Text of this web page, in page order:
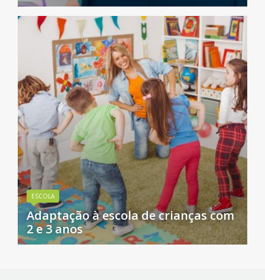
ESCOLA
Adaptação à escola de crianças com
2 e 3 anos